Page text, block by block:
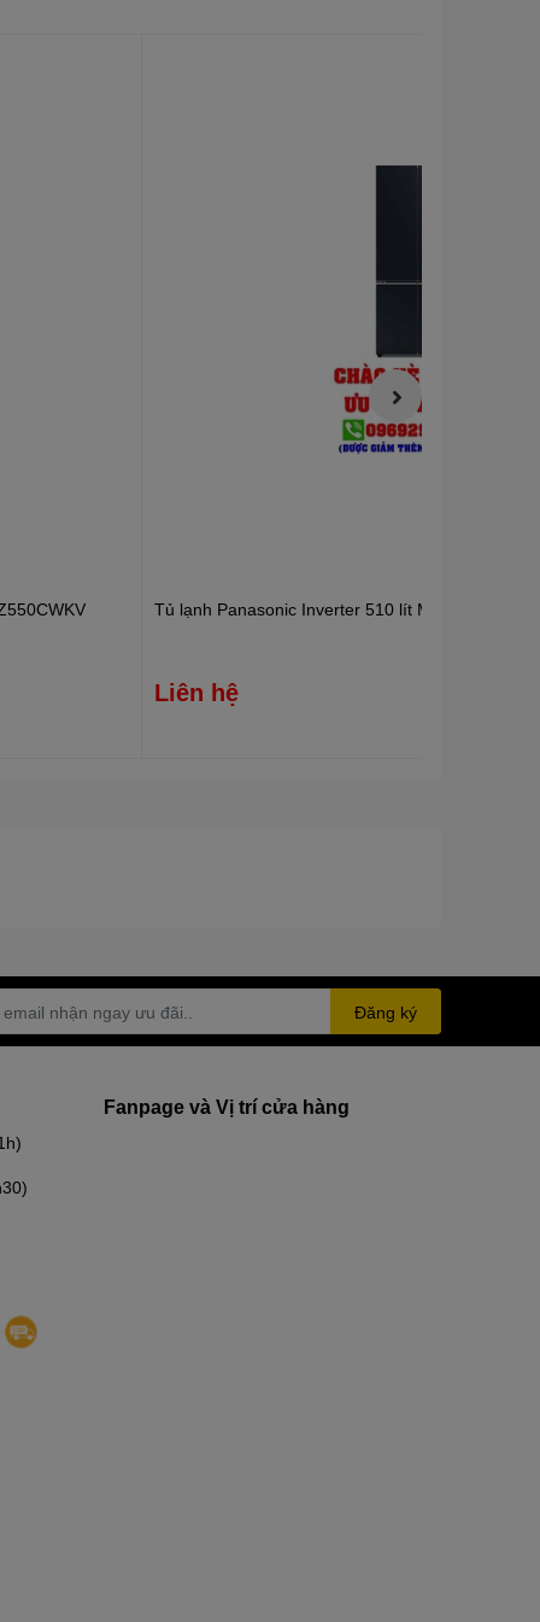
Tủ lạnh Panasonic Inverter 510 lít Multi Door NR-
Liên hệ
Đăng ký
Fanpage và Vị trí cửa hàng